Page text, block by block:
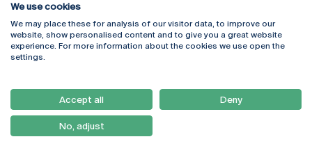
Rua Diogo Botelho 1327
4169-005 Porto
+351 226 196 240
Campus Online
Webmail
Como Chegar
Newsletter
We use cookies
We may place these for analysis of our visitor data, to improve our
website, show personalised content and to give you a great website
experience. For more information about the cookies we use open the
settings.
Accept all Deny
No, adjust